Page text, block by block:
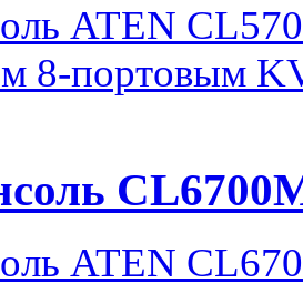
ATEN
8-портовым
ATEN